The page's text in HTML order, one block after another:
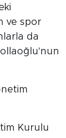
ve spor
da
Kurulu